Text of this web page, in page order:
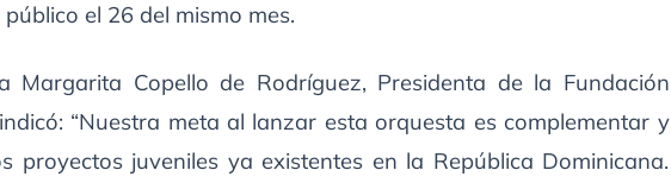
el 26 del mismo mes.
Margarita Copello de Rodríguez, Presidenta de la Fundación
“Nuestra meta al lanzar esta orquesta es complementar y
proyectos juveniles ya existentes en la República Dominicana.